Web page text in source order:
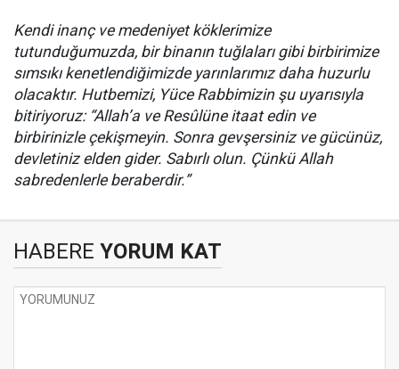
Kendi inanç ve medeniyet köklerimize
tutunduğumuzda, bir binanın tuğlaları gibi birbirimize
sımsıkı kenetlendiğimizde yarınlarımız daha huzurlu
olacaktır. Hutbemizi, Yüce Rabbimizin şu uyarısıyla
bitiriyoruz: “Allah’a ve Resûlüne itaat edin ve
birbirinizle çekişmeyin. Sonra gevşersiniz ve gücünüz,
devletiniz elden gider. Sabırlı olun. Çünkü Allah
sabredenlerle beraberdir.”
HABERE YORUM KAT